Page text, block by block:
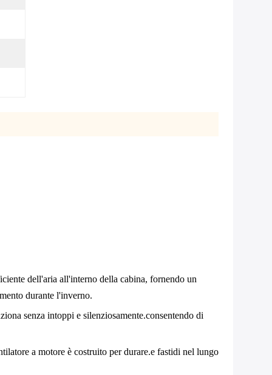
dell'aria all'interno della cabina, fornendo un
durante l'inverno.
senza intoppi e silenziosamente.consentendo di
a motore è costruito per durare.e fastidi nel lungo